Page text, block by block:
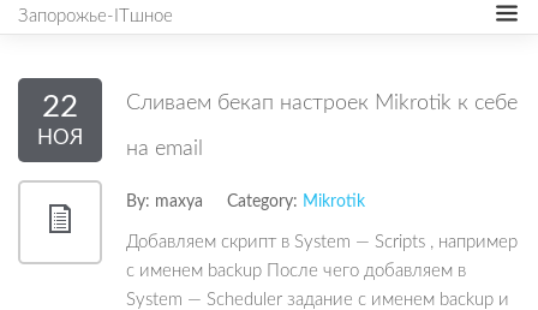
Запорожье-ITшное
22
НОЯ
Сливаем бекап настроек Mikrotik к себе
на email
By: maxya Category: Mikrotik
Добавляем скрипт в System — Scripts , например
с именем backup После чего добавляем в
System — Scheduler задание с именем backup и